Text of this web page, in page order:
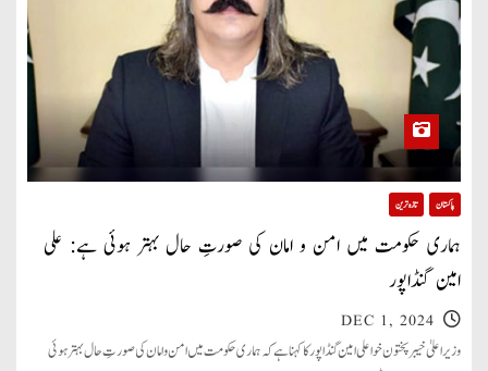
پاکستان تازہ ترین
ہماری حکومت میں امن و امان کی صورتِ حال بہتر ہوئی ہے: علی
امین گنڈاپور
DEC 1, 2024
وزیر اعلیٰ خیبر پختون خوا علی امین گنڈاپور کا کہنا ہے کہ ہماری حکومت میں امن و امان کی صورتِ حال بہتر ہوئی